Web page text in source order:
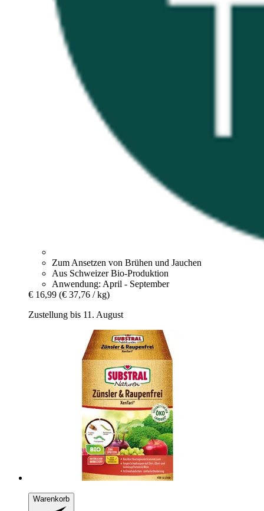
Zum Ansetzen von Brühen und Jauchen
Aus Schweizer Bio-Produktion
Anwendung: April - September
€ 16,99 (€ 37,76 / kg)
Zustellung bis 11. August
Warenkorb